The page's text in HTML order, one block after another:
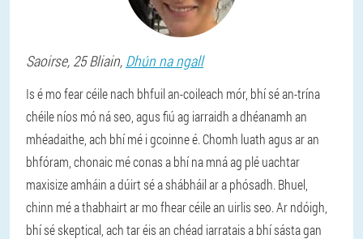
Saoirse, 25 Bliain, Dhún na ngall
Is é mo fear céile nach bhfuil an-coileach mór, bhí sé an-trína
chéile níos mó ná seo, agus fiú ag iarraidh a dhéanamh an
mhéadaithe, ach bhí mé i gcoinne é. Chomh luath agus ar an
bhfóram, chonaic mé conas a bhí na mná ag plé uachtar
maxisize amháin a dúirt sé a shábháil ar a phósadh. Bhuel,
chinn mé a thabhairt ar mo fhear céile an uirlis seo. Ar ndóigh,
bhí sé skeptical, ach tar éis an chéad iarratais a bhí sásta gan